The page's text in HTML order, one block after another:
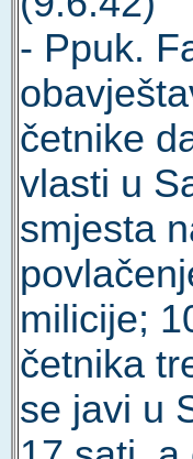
- Ppuk.
četnike
vlasti u
smjesta
milicije;
četnika
se javi u